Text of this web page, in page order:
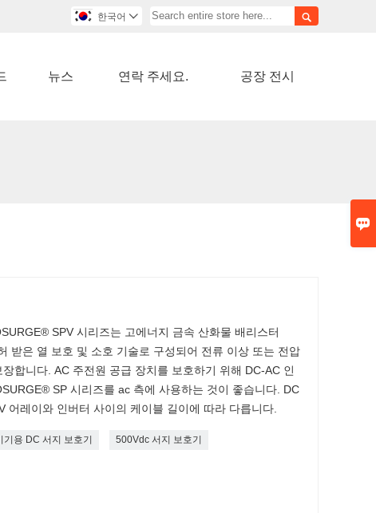


한국어 
뉴스 연락 주세요. 공장 전시
SPV 시리즈는 고에너지 금속 산화물 배리스터
받은 열 보호 및 소호 기술로 구성되어 전류 이상 또는 전압
합니다. AC 주전원 공급 장치를 보호하기 위해 DC-AC 인
SP 시리즈를 ac 측에 사용하는 것이 좋습니다. DC
어레이와 인버터 사이의 케이블 길이에 따라 다릅니다.
기용 DC 서지 보호기 500Vdc 서지 보호기